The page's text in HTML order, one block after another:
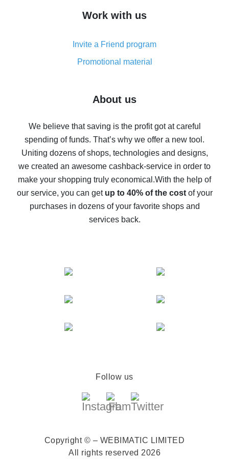
simple methods
8% cash back on AliExpress - saving real money is a
real thing
Five ways to get the most cash back on AliExpress
back
10% cash back on AliExpress - the impossible is
possible
The best cash back on AliExpress - how to find it
The best cash back service for AliExpress - let's
compare offers
Work with us
Invite a Friend program
Promotional material
About us
We believe that saving is the profit got at careful
spending of funds. That’s why we offer a new tool.
Uniting dozens of shops, technologies and designs,
we created an awesome cashback-service in order to
make your shopping truly economical.With the help of
our service, you can get up to 40% of the costof your
purchases in dozens of your favorite shops and
services back.
Follow us
Copyright © – WEBIMATIC LIMITED
All rights reserved 2026